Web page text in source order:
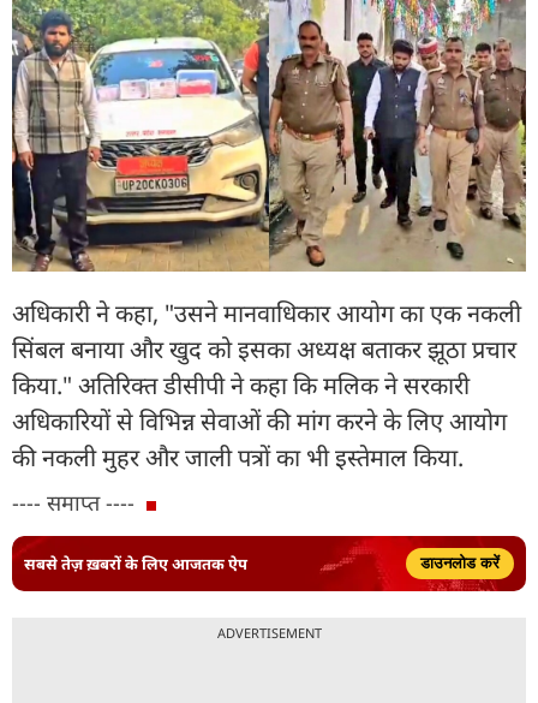
अधिकारी ने कहा, "उसने मानवाधिकार आयोग का एक नकली
सिंबल बनाया और खुद को इसका अध्यक्ष बताकर झूठा प्रचार
किया." अतिरिक्त डीसीपी ने कहा कि मलिक ने सरकारी
अधिकारियों से विभिन्न सेवाओं की मांग करने के लिए आयोग
की नकली मुहर और जाली पत्रों का भी इस्तेमाल किया.
---- समाप्त ----
सबसे तेज़ ख़बरों के लिए आजतक ऐप डाउनलोड करें
ADVERTISEMENT